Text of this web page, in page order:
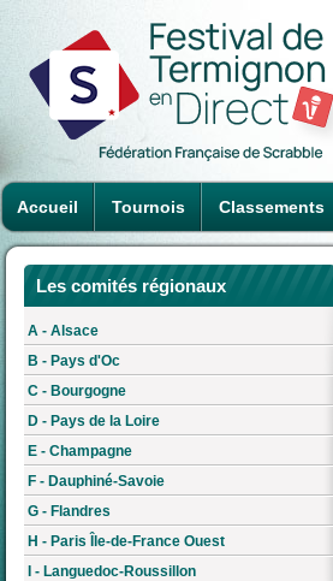
Accueil Tournois Classements
Les comités régionaux
A - Alsace
B - Pays d'Oc
C - Bourgogne
D - Pays de la Loire
E - Champagne
F - Dauphiné-Savoie
G - Flandres
H - Paris Île-de-France Ouest
I - Languedoc-Roussillon